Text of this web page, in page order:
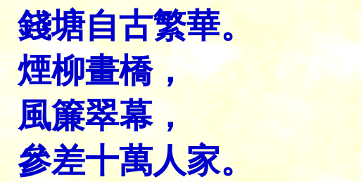
錢塘自古繁華。
煙柳畫橋，
風簾翠幕，
參差十萬人家。